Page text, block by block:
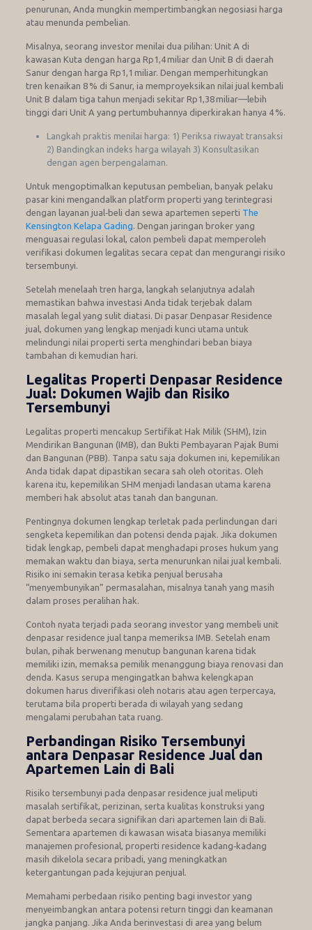
penurunan, Anda mungkin mempertimbangkan negosiasi harga
atau menunda pembelian.
Misalnya, seorang investor menilai dua pilihan: Unit A di
kawasan Kuta dengan harga Rp1,4 miliar dan Unit B di daerah
Sanur dengan harga Rp1,1 miliar. Dengan memperhitungkan
tren kenaikan 8 % di Sanur, ia memproyeksikan nilai jual kembali
Unit B dalam tiga tahun menjadi sekitar Rp1,38 miliar—lebih
tinggi dari Unit A yang pertumbuhannya diperkirakan hanya 4 %.
Langkah praktis menilai harga: 1) Periksa riwayat transaksi
2) Bandingkan indeks harga wilayah 3) Konsultasikan
dengan agen berpengalaman.
Untuk mengoptimalkan keputusan pembelian, banyak pelaku
pasar kini mengandalkan platform properti yang terintegrasi
dengan layanan jual‑beli dan sewa apartemen seperti The
Kensington Kelapa Gading . Dengan jaringan broker yang
menguasai regulasi lokal, calon pembeli dapat memperoleh
verifikasi dokumen legalitas secara cepat dan mengurangi risiko
tersembunyi.
Setelah menelaah tren harga, langkah selanjutnya adalah
memastikan bahwa investasi Anda tidak terjebak dalam
masalah legal yang sulit diatasi. Di pasar Denpasar Residence
jual, dokumen yang lengkap menjadi kunci utama untuk
melindungi nilai properti serta menghindari beban biaya
tambahan di kemudian hari.
Legalitas Properti Denpasar Residence
Jual: Dokumen Wajib dan Risiko
Tersembunyi
Legalitas properti mencakup Sertifikat Hak Milik (SHM), Izin
Mendirikan Bangunan (IMB), dan Bukti Pembayaran Pajak Bumi
dan Bangunan (PBB). Tanpa satu saja dokumen ini, kepemilikan
Anda tidak dapat dipastikan secara sah oleh otoritas. Oleh
karena itu, kepemilikan SHM menjadi landasan utama karena
memberi hak absolut atas tanah dan bangunan.
Pentingnya dokumen lengkap terletak pada perlindungan dari
sengketa kepemilikan dan potensi denda pajak. Jika dokumen
tidak lengkap, pembeli dapat menghadapi proses hukum yang
memakan waktu dan biaya, serta menurunkan nilai jual kembali.
Risiko ini semakin terasa ketika penjual berusaha
“menyembunyikan” permasalahan, misalnya tanah yang masih
dalam proses peralihan hak.
Contoh nyata terjadi pada seorang investor yang membeli unit
denpasar residence jual tanpa memeriksa IMB. Setelah enam
bulan, pihak berwenang menutup bangunan karena tidak
memiliki izin, memaksa pemilik menanggung biaya renovasi dan
denda. Kasus serupa mengingatkan bahwa kelengkapan
dokumen harus diverifikasi oleh notaris atau agen terpercaya,
terutama bila properti berada di wilayah yang sedang
mengalami perubahan tata ruang.
Perbandingan Risiko Tersembunyi
antara Denpasar Residence Jual dan
Apartemen Lain di Bali
Risiko tersembunyi pada denpasar residence jual meliputi
masalah sertifikat, perizinan, serta kualitas konstruksi yang
dapat berbeda secara signifikan dari apartemen lain di Bali.
Sementara apartemen di kawasan wisata biasanya memiliki
manajemen profesional, properti residence kadang‑kadang
masih dikelola secara pribadi, yang meningkatkan
ketergantungan pada kejujuran penjual.
Memahami perbedaan risiko penting bagi investor yang
menyeimbangkan antara potensi return tinggi dan keamanan
jangka panjang. Jika Anda berinvestasi di area yang belum